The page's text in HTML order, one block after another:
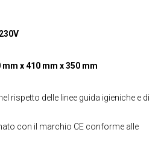
230V
mm x 410 mm x 350 mm
rispetto delle linee guida igieniche e di
con il marchio CE conforme alle